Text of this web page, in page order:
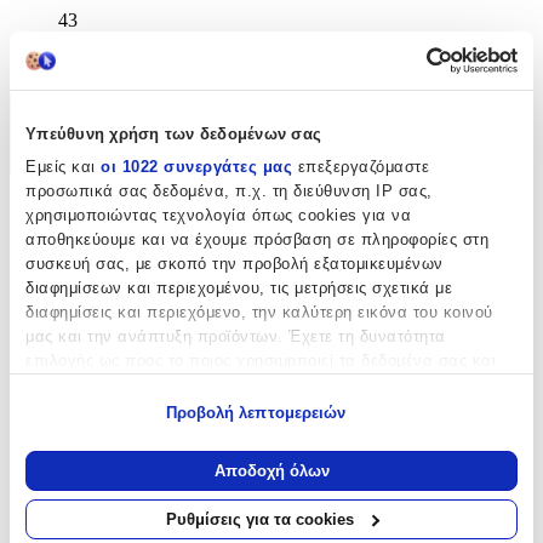
Υπεύθυνη χρήση των δεδομένων σας
Εμείς και οι 1022 συνεργάτες μας επεξεργαζόμαστε
προσωπικά σας δεδομένα, π.χ. τη διεύθυνση IP σας,
χρησιμοποιώντας τεχνολογία όπως cookies για να
αποθηκεύουμε και να έχουμε πρόσβαση σε πληροφορίες στη
συσκευή σας, με σκοπό την προβολή εξατομικευμένων
διαφημίσεων και περιεχομένου, τις μετρήσεις σχετικά με
διαφημίσεις και περιεχόμενο, την καλύτερη εικόνα του κοινού
μας και την ανάπτυξη προϊόντων. Έχετε τη δυνατότητα
Να συλλέξουμε πληροφορίες σχετικά με τη γεωγραφική
σας τοποθεσία, οι οποίες μπορεί να είναι ακριβείς σε
απόσταση μερικών μέτρων
Να αναγνωρίσουμε τη συσκευή σας σαρώνοντας ενεργά
Προβολή λεπτομερειών
Αποδοχή όλων
Ρυθμίσεις για τα cookies
43
Χαρακτηριστικά
+
Χαρακτηριστικά
Κατασκευαστής :
Next
Φύλο